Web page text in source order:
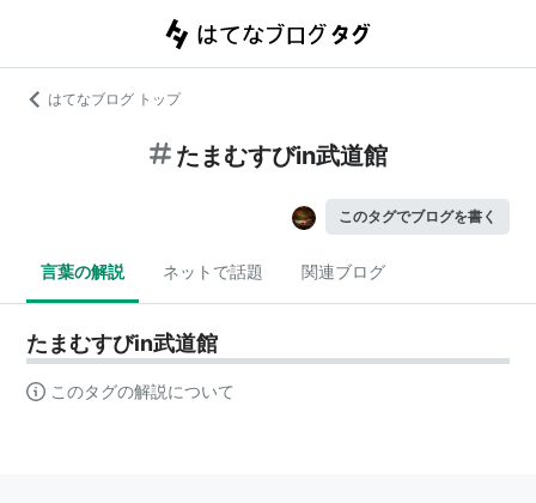
はてなブログ トップ
たまむすびin武道館
このタグでブログを書く
言葉の解説 ネットで話題 関連ブログ
たまむすびin武道館
このタグの解説について